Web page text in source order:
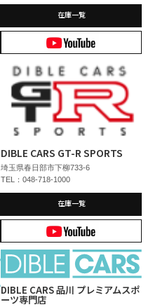
在庫一覧
DIBLE CARS GT-R SPORTS
埼玉県春日部市下柳733-6
TEL：048-718-1000
在庫一覧
DIBLE CARS 品川 プレミアムスポ
ーツ専門店